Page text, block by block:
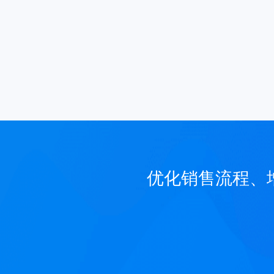
优化销售流程、